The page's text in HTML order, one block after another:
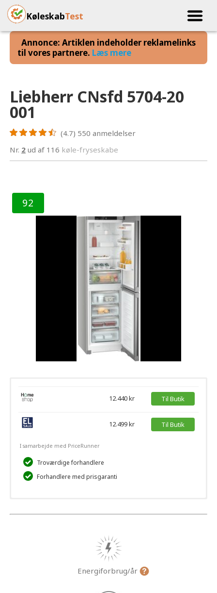
KøleskabTest
Annonce: Artiklen indeholder reklamelinks
til vores partnere. Læs mere
Liebherr CNsfd 5704-20
001
(4.7) 550 anmeldelser
Nr. 2 ud af 116 køle-fryseskabe
92
12.440 kr Til Butik
12.499 kr Til Butik
I samarbejde med PriceRunner
Troværdige forhandlere
Forhandlere med prisgaranti
Energiforbrug/år